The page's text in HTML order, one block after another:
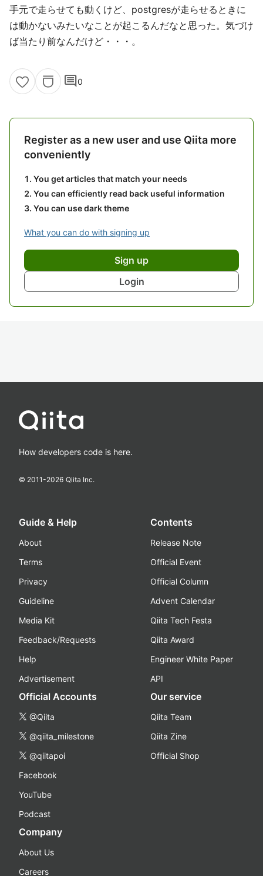
手元で走らせても動くけど、postgresが走らせるときに
は動かないみたいなことが起こるんだなと思った。気づけ
ば当たり前なんだけど・・・。
comment0
Register as a new user and use Qiita more
conveniently
You get articles that match your needs
You can efficiently read back useful information
You can use dark theme
What you can do with signing up
Sign up
Login
How developers code is here.
© 2011-2026 Qiita Inc.
Guide & Help
About
Terms
Privacy
Guideline
Media Kit
Feedback/Requests
Help
Advertisement
Contents
Release Note
Official Event
Official Column
Advent Calendar
Qiita Tech Festa
Qiita Award
Engineer White Paper
API
Official Accounts
@Qiita
@qiita_milestone
@qiitapoi
Facebook
YouTube
Podcast
Our service
Qiita Team
Qiita Zine
Official Shop
Company
About Us
Careers